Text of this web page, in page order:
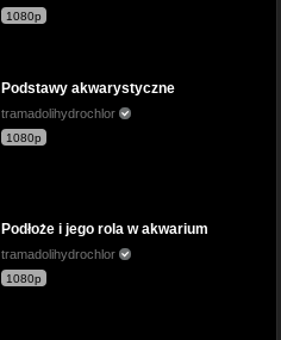
1080p
Podstawy akwarystyczne
tramadolihydrochlor
1080p
Podłoże i jego rola w akwarium
tramadolihydrochlor
1080p